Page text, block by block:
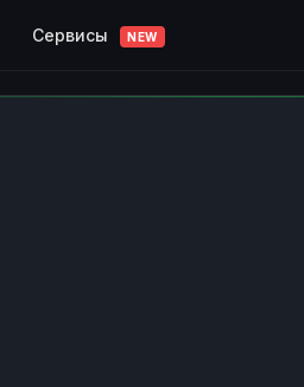
Сервисы NEW